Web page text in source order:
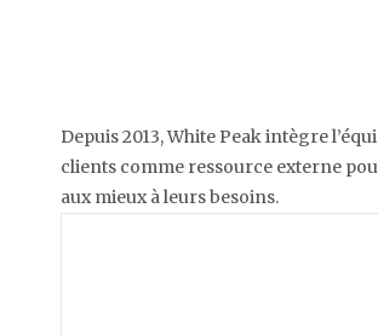
Depuis 2013, White Peak intègre
clients comme ressource externe
aux mieux à leurs besoins.